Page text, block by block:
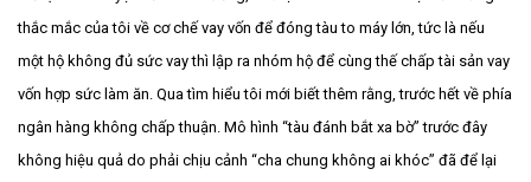
thắc mắc của tôi về cơ chế vay vốn để đóng tàu to máy lớn, tức là nếu
một hộ không đủ sức vay thì lập ra nhóm hộ để cùng thế chấp tài sản vay
vốn hợp sức làm ăn. Qua tìm hiểu tôi mới biết thêm rằng, trước hết về phía
ngân hàng không chấp thuận. Mô hình “tàu đánh bắt xa bờ” trước đây
không hiệu quả do phải chịu cảnh “cha chung không ai khóc” đã để lại